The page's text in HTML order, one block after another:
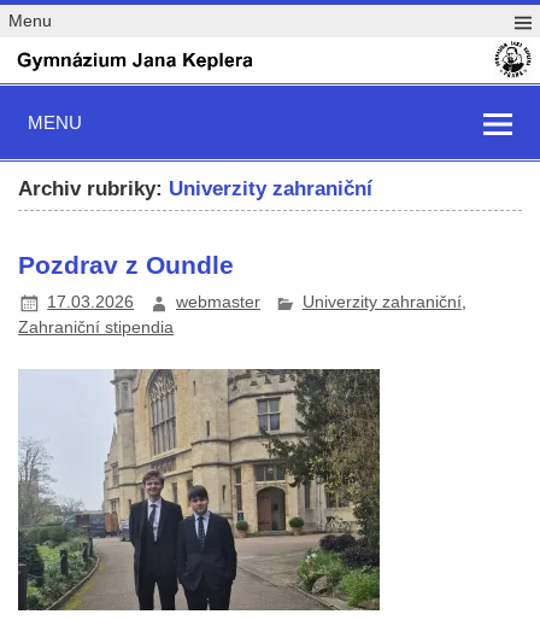
Menu
MENU
Archiv rubriky: Univerzity zahraniční
Pozdrav z Oundle
17.03.2026 webmaster Univerzity zahraniční,
Zahraniční stipendia